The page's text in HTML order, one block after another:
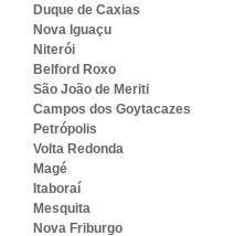
Duque de Caxias
Nova Iguaçu
Niterói
Belford Roxo
São João de Meriti
Campos dos Goytacazes
Petrópolis
Volta Redonda
Magé
Itaboraí
Mesquita
Nova Friburgo